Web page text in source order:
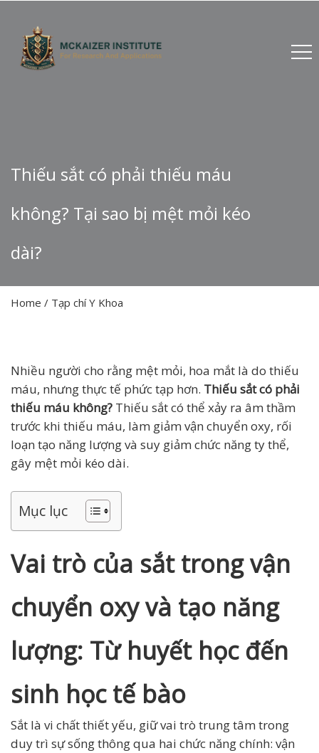
Thiếu sắt có phải thiếu máu
không? Tại sao bị mệt mỏi kéo
dài?
Home / Tạp chí Y Khoa
Nhiều người cho rằng mệt mỏi, hoa mắt là do thiếu
máu, nhưng thực tế phức tạp hơn. Thiếu sắt có phải
thiếu máu không? Thiếu sắt có thể xảy ra âm thầm
trước khi thiếu máu, làm giảm vận chuyển oxy, rối
loạn tạo năng lượng và suy giảm chức năng ty thể,
gây mệt mỏi kéo dài.
Mục lục
Vai trò của sắt trong vận
chuyển oxy và tạo năng
lượng: Từ huyết học đến
sinh học tế bào
Sắt là vi chất thiết yếu, giữ vai trò trung tâm trong
duy trì sự sống thông qua hai chức năng chính: vận